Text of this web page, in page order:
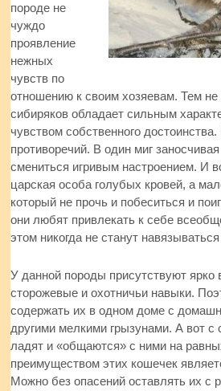
породе не
чуждо
проявление
нежных
чувств по
отношению к своим хозяевам. Тем
сибиряков обладает сильным
чувством собственного
противоречий. В один миг
смениться игривым настроением. И
царская особа голубых кровей, а
который не прочь и побеситься и
они любят привлекать к себе
этом никогда не станут
У данной породы присутствуют
сторожевые и охотничьи навыки.
содержать их в одном доме с
другими мелкими грызунами. А вот с
ладят и «общаются» с ними на
преимуществом этих кошечек
Можно без опасений оставлять их с